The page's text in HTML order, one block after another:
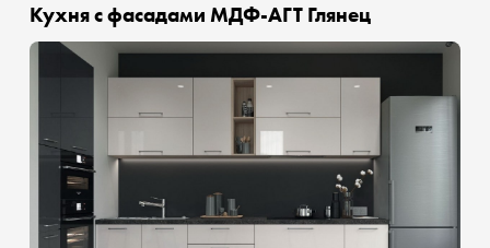
Кухня с фасадами МДФ-АГТ Глянец